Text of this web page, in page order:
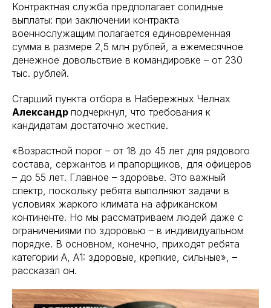
Контрактная служба предполагает солидные
выплаты: при заключении контракта
военнослужащим полагается единовременная
сумма в размере 2,5 млн рублей, а ежемесячное
денежное довольствие в командировке – от 230
тыс. рублей.
Старший пункта отбора в Набережных Челнах
Александр подчеркнул, что требования к
кандидатам достаточно жесткие.
«Возрастной порог – от 18 до 45 лет для рядового
состава, сержантов и прапорщиков, для офицеров
– до 55 лет. Главное – здоровье. Это важный
спектр, поскольку ребята выполняют задачи в
условиях жаркого климата на африканском
континенте. Но мы рассматриваем людей даже с
ограничениями по здоровью – в индивидуальном
порядке. В основном, конечно, приходят ребята
категории А, А1: здоровые, крепкие, сильные», –
рассказал он.